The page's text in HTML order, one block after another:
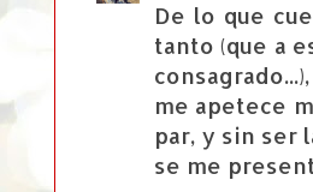
De lo que
tanto (que a
me apetece
par, y sin ser
se me